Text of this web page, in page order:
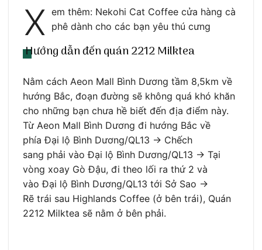
X em thêm: Nekohi Cat Coffee cửa hàng cà
phê dành cho các bạn yêu thú cưng
Hướng dẫn đến quán 2212 Milktea
Nằm cách Aeon Mall Bình Dương tầm 8,5km về
hướng Bắc, đoạn đường sẽ không quá khó khăn
cho những bạn chưa hề biết đến địa điểm này.
Từ Aeon Mall Bình Dương đi hướng Bắc về
phía Đại lộ Bình Dương/QL13 -> Chếch
sang phải vào Đại lộ Bình Dương/QL13 -> Tại
vòng xoay Gò Đậu, đi theo lối ra thứ 2 và
vào Đại lộ Bình Dương/QL13 tới Sở Sao ->
Rẽ trái sau Highlands Coffee (ở bên trái), Quán
2212 Milktea sẽ nằm ở bên phải.